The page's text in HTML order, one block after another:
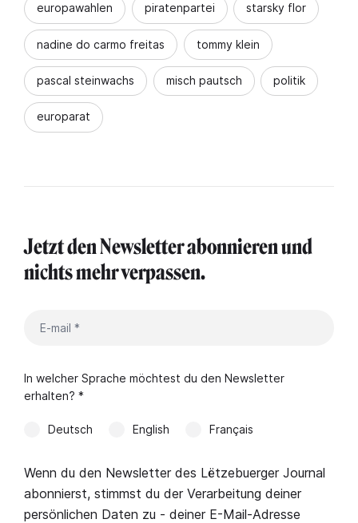
europawahlen piratenpartei starsky flor
nadine do carmo freitas tommy klein
pascal steinwachs misch pautsch politik
europarat
Jetzt den Newsletter abonnieren und
nichts mehr verpassen.
In welcher Sprache möchtest du den Newsletter
erhalten? *
Deutsch English Français
Wenn du den Newsletter des Lëtzebuerger Journal
abonnierst, stimmst du der Verarbeitung deiner
persönlichen Daten zu - deiner E-Mail-Adresse